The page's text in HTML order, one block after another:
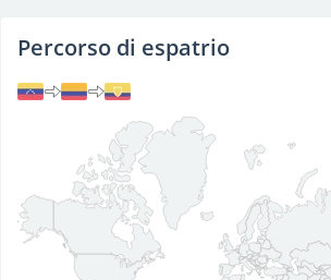
Percorso di espatrio